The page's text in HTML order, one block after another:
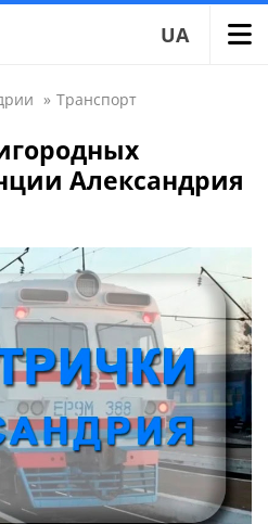
UA
» Транспорт
Александрия